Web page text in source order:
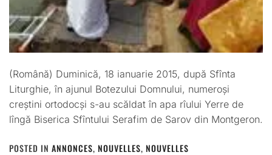
(Română) Duminică, 18 ianuarie 2015, după Sfînta
Liturghie, în ajunul Botezului Domnului, numeroși
creștini ortodocși s-au scăldat în apa rîului Yerre de
lîngă Biserica Sfîntului Serafim de Sarov din Montgeron.
POSTED IN ANNONCES, NOUVELLES, NOUVELLES